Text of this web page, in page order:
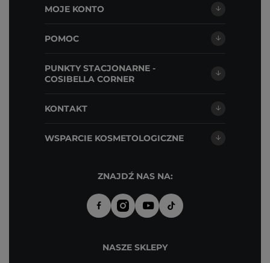
MOJE KONTO
POMOC
PUNKTY STACJONARNE -
COSIBELLA CORNER
KONTAKT
WSPARCIE KOSMETOLOGICZNE
ZNAJDŹ NAS NA:
NASZE SKLEPY